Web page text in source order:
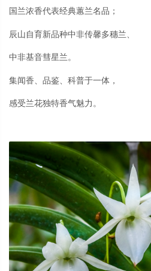
国兰浓香代表经典蕙兰名品；
辰山自育新品种中非传馨多穗兰、
中非基音彗星兰。
集闻香、品鉴、科普于一体，
感受兰花独特香气魅力。